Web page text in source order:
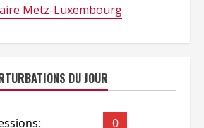
Metz-Luxembourg
DU JOUR